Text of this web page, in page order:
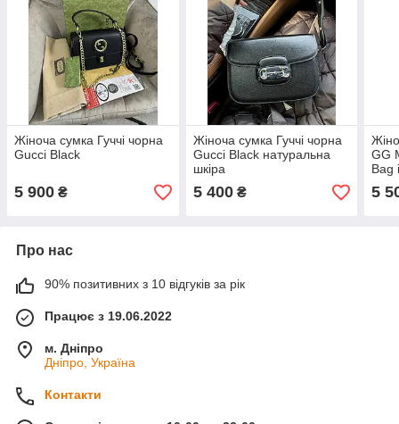
Жіноча сумка Гуччі чорна
Gucci Black
5 900 ₴
Жіноча сумка Гуччі чорна
Gucci Black натуральна
шкіра
5 400₴
GG
Bag
5
Про нас
90% позитивних з 10 відгуків за рік
Працює з 19.06.2022
м. Дніпро
Дніпро, Україна
Контакти